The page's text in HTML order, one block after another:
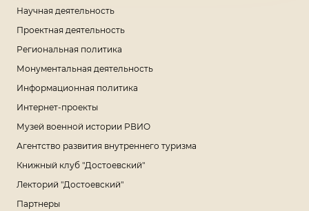
Научная деятельность
Проектная деятельность
Региональная политика
Монументальная деятельность
Информационная политика
Интернет-проекты
Музей военной истории РВИО
Агентство развития внутреннего туризма
Книжный клуб "Достоевский"
Лекторий "Достоевский"
Партнеры